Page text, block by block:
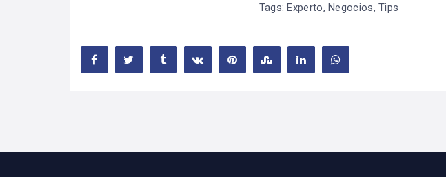
Tags:Experto,Negocios,Tips